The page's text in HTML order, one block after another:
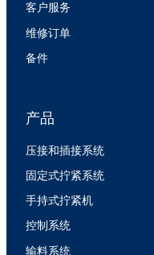
客户服务
维修订单
备件
产品
压接和插接系统
固定式拧紧系统
手持式拧紧机
控制系统
输料系统